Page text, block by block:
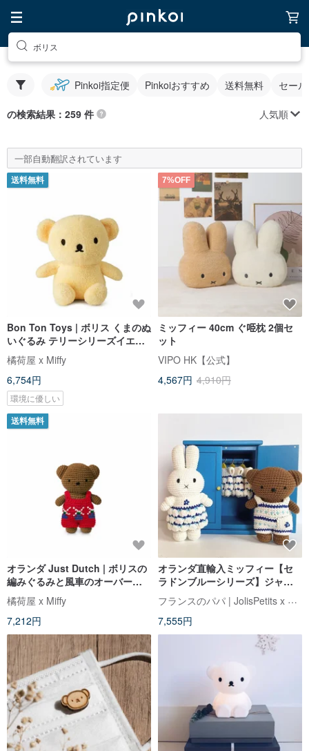
ボリス
Pinkoi指定便 Pinkoiおすすめ 送料無料 セー
の検索結果：259 件 人気順
一部自動翻訳されています
送料無料
Bon Ton Toys | ボリス くまのぬ
いぐるみ テリーシリーズイエロ
ー24cm
橘荷屋 x Miffy
6,754円
環境に優しい
7%OFF
ミッフィー 40cm ぐ𠱸枕 2個セ
ット
VIPO HK【公式】
4,567円 4,910円
送料無料
オランダ Just Dutch | ボリスの
編みぐるみと風車のオーバーオ
ール
橘荷屋 x Miffy
7,212円
オランダ直輸入ミッフィー【セ
ラドンブルーシリーズ】ジャス
トダッチ認定の本格ハンドメイ
ドかぎ針ミッフィーうさぎ
フランスのパパ | JolisPetits x Miffy
7,555円